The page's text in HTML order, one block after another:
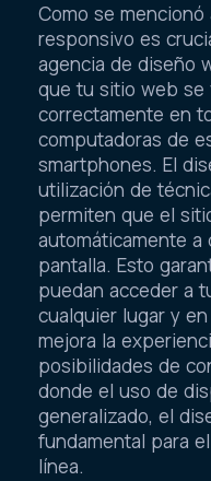
Como se
responsivo es
agencia de diseño
que tu sitio web se
correctamente en
computadoras de
smartphones. El
utilización de
permiten que el
automáticamente
pantalla. Esto
puedan acceder a
cualquier lugar y
mejora la
posibilidades de
donde el uso de
generalizado, el
fundamental para
línea.